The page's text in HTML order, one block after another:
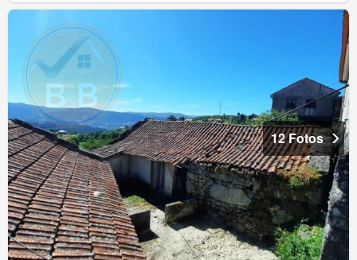
12 Fotos